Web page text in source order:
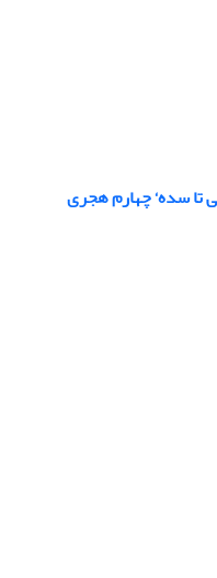
تا سده‘‌ چهارم هجری